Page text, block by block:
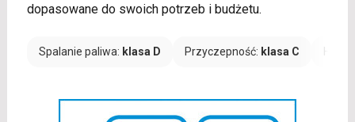
dopasowane do swoich potrzeb i budżetu.
Spalanie paliwa: klasa D Przyczepność: klasa C